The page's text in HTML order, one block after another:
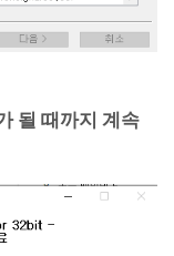
될 때까지 계속